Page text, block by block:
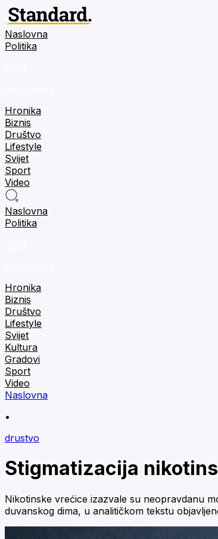
Naslovna
Politika
Hronika
Biznis
Društvo
Lifestyle
Svijet
Sport
Video
Naslovna
Politika
Hronika
Biznis
Društvo
Lifestyle
Svijet
Kultura
Gradovi
Sport
Video
Naslovna
•
drustvo
Stigmatizacija
Nikotinske vrećice izazvale su neopravdanu
duvanskog dima, u analitičkom tekstu